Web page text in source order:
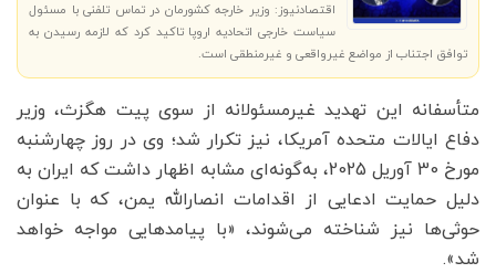
اقتصادنیوز: وزیر خارجه کشورمان در تماس تلفنی با مسئول
سیاست خارجی اتحادیه اروپا تاکید کرد که لازمه رسیدن به
توافق اجتناب از مواضع غیرواقعی و غیرمنطقی است.
متأسفانه این تهدید غیرمسئولانه از سوی پیت هگزث، وزیر
دفاع ایالات متحده آمریکا، نیز تکرار شد؛ وی در روز چهارشنبه
مورخ 30 آوریل 2025، به‌گونه‌ای مشابه اظهار داشت که ایران به
دلیل حمایت ادعایی از اقدامات انصارالله یمن، که با عنوان
حوثی‌ها نیز شناخته می‌شوند، «با پیامدهایی مواجه خواهد
شد».